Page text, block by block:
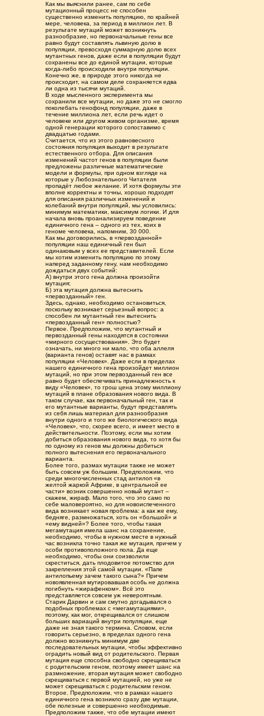
Как мы выяснили ранее, сам по себе
мутационный процесс не способен
существенно изменить популяцию, по крайней
мере, человека, за период в миллион лет. В
результате мутаций может возникнуть
разнообразие, но первоначальные гены все
равно будут составлять львиную долю в
популяции, превосходя суммарную долю всех
мутантных генов, даже если в популяции будут
сохранены все до единой мутации, которые
когда-либо происходили внутри популяции.
Конечно же, в природе этого никогда не
происходит, на самом деле сохраняется едва
ли одна из тысячи мутаций.
В ходе мысленного эксперимента мы
сохранили все мутации, но даже это не смогло
поколебать генофонд популяции, даже в
течение миллиона лет, если речь идет о
человеке или другом живом организме, время
одной генерации которого сопоставимо с
двадцатью годами.
Считается, что из этого равновесного
состояния популяция выходит в результате
естественного отбора. Для описания
изменений частот генов в популяции были
предложены различные математические
модели и формулы, при одном взгляде на
которые у Любознательного Читателя
пропадёт любое желание. И хотя формулы эти
вполне корректны и точны, хорошо подходят
для описания различных изменений и
колебаний внутри популяций, мы условились:
минимум математики, максимум логики. И для
начала вновь проанализируем поведение
единичного гена – одного из тех, коих в
геноме человека, напомним, 30 000.
Как мы договорились, в «первозданной»
популяции наш единичный ген был
одинаковым у всех ее представителей. Если
мы хотим изменить популяцию по этому
наперед заданному гену, нам необходимо
дождаться двух событий:
А) внутри этого гена должна произойти
мутация;
Б) эта мутация должна вытеснить
«первозданный» ген.
Здесь, однако, необходимо остановиться,
поскольку возникает серьезный вопрос: а
способен ли мутантный ген вытеснить
«первозданный ген» полностью?
Первое. Предположим, что мутантный и
первозданный гены находятся в состоянии
«мирного сосуществования». Это будет
означать, ни много ни мало, что оба аллеля
(варианта генов) оставят нас в рамках
популяции «Человек». Даже если в пределах
нашего единичного гена произойдет миллион
мутаций, но при этом первозданный ген все
равно будет обеспечивать принадлежность к
виду «Человек», то грош цена этому миллиону
мутаций в плане образования нового вида. В
таком случае, как первоначальный ген, так и
его мутантные варианты, будут представлять
из себя лишь материал для разнообразия
внутри одного и того же биологического вида
«Человек», что, скорее всего, и имеет место в
действительности. Поэтому, если мы хотим
добиться образования нового вида, то хотя бы
по одному из генов мы должны добиться
полного вытеснения его первоначального
варианта.
Более того, размах мутации также не может
быть совсем уж большим. Предположим, что
среди многочисленных стад антилоп «в
желтой жаркой Африке, в центральной ее
части» возник совершенно новый мутант –
скажем, жираф. Мало того, что это само по
себе маловероятно, но для новоиспеченного
вида возникает новая проблема: а как же ему,
бедняге, размножаться, хоть он «большой» и
«ему видней»? Более того, чтобы такая
мегамутация имела шанс на сохранение,
необходимо, чтобы в нужном месте в нужный
час возникла точно такая же мутация, причем у
особи противоположного пола. Да еще
необходимо, чтобы они соизволили
скреститься, дать плодовитое потомство для
закрепления этой самой мутации. «Папе
антилопьему зачем такого сына?» Причем
новоявленная мутировавшая особь не должна
погибнуть «жирафенком». Всё это
представляется совсем уж невероятным.
Старик Дарвин и сам смутно догадывался о
подобных проблемах с «мегамутациями»,
поэтому, как мог, открещивался от слишком
больших вариаций внутри популяции, еще
даже не зная такого термина. Словом, если
говорить серьезно, в пределах одного гена
должно возникнуть минимум две
последовательных мутации, чтобы эффективно
оградить новый вид от родительского. Первая
мутация еще способна свободно скрещиваться
с родительским геном, поэтому имеет шанс на
размножение, вторая мутация может свободно
скрещиваться с первой мутацией, но уже не
может скрещиваться с родительским геном.
Второе. Предположим, что в рамках нашего
единичного гена возникло сразу две мутации,
обе полезные и совершенно необходимые.
Предположим также, что обе мутации имеют